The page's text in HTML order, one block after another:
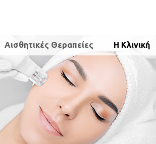
Αισθητικές Θεραπείες Η Κλινική